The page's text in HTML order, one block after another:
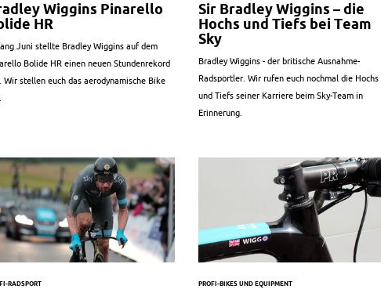
Wiggins Pinarello
HR
Juni stellte Bradley Wiggins auf dem
Bolide HR einen neuen Stundenrekord
Wir stellen euch das aerodynamische Bike
Sir Bradley Wiggins – die
Hochs und Tiefs bei Team
Sky
Bradley Wiggins - der britische Ausnahme-
Radsportler. Wir rufen euch nochmal die Hochs
und Tiefs seiner Karriere beim Sky-Team in
Erinnerung.
RADSPORT PROFI-BIKES UND EQUIPMENT